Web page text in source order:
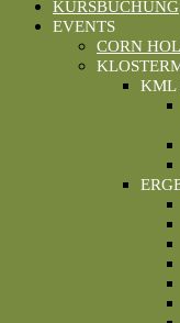
KURSBUCHUNG
EVENTS
CORN
KML